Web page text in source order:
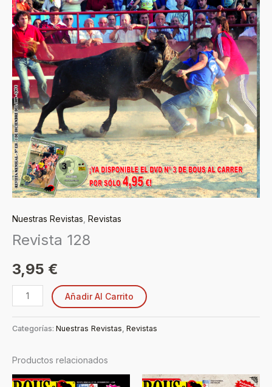
Nuestras Revistas Revistas
Revista 128
3,95 €
Añadir Al Carrito
Categorías: Nuestras Revistas Revistas
Productos relacionados